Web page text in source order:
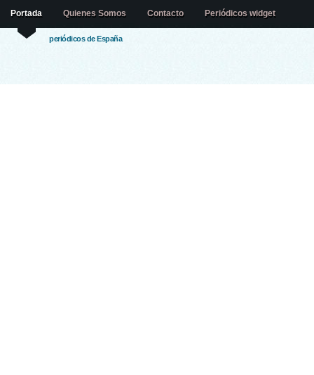
periódicos de España
Portada Quienes Somos Contacto Periódicos widget